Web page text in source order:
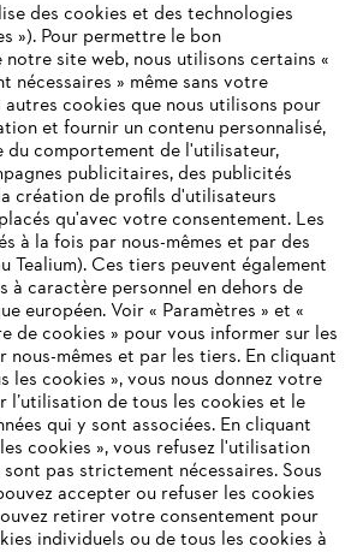
des données
Utilisation des cookies
INTERNET
PRIS EN CHARGE
Internet que nous ne prenons plus
des cookies et des technologies
»). Pour permettre le bon
site web, nous utilisons certains «
nécessaires » même sans votre
autres cookies que nous utilisons pour
et fournir un contenu personnalisé,
du comportement de l'utilisateur,
publicitaires, des publicités
création de profils d'utilisateurs
qu'avec votre consentement. Les
à la fois par nous-mêmes et par des
Tealium). Ces tiers peuvent également
à caractère personnel en dehors de
européen. Voir « Paramètres » et «
de cookies » pour vous informer sur les
nous-mêmes et par les tiers. En cliquant
les cookies », vous nous donnez votre
l’utilisation de tous les cookies et le
qui y sont associées. En cliquant
cookies », vous refusez l'utilisation
pas strictement nécessaires. Sous
accepter ou refuser les cookies
retirer votre consentement pour
individuels ou de tous les cookies à